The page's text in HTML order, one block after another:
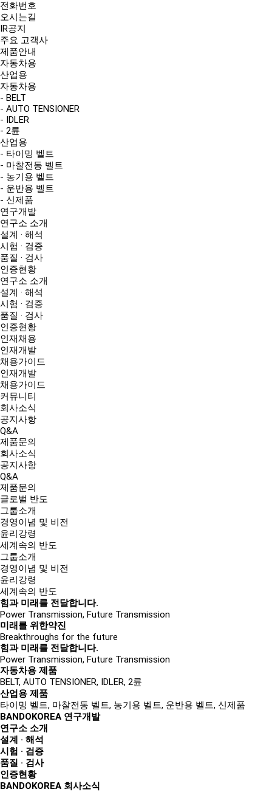
전화번호
오시는길
IR공지
주요 고객사
제품안내
자동차용
산업용
자동차용
- BELT
- AUTO TENSIONER
- IDLER
- 2륜
산업용
- 타이밍 벨트
- 마찰전동 벨트
- 농기용 벨트
- 운반용 벨트
- 신제품
연구개발
연구소 소개
설계 · 해석
시험 · 검증
품질 · 검사
인증현황
연구소 소개
설계 · 해석
시험 · 검증
품질 · 검사
인증현황
인재채용
인재개발
채용가이드
인재개발
채용가이드
커뮤니티
회사소식
공지사항
Q&A
제품문의
회사소식
공지사항
Q&A
제품문의
글로벌 반도
그룹소개
경영이념 및 비전
윤리강령
세계속의 반도
그룹소개
경영이념 및 비전
윤리강령
세계속의 반도
힘과 미래를 전달합니다.
Power Transmission, Future Transmission
미래를 위한약진
Breakthroughs for the future
힘과 미래를 전달합니다.
Power Transmission, Future Transmission
자동차용 제품
BELT, AUTO TENSIONER, IDLER, 2륜
산업용 제품
타이밍 벨트, 마찰전동 벨트, 농기용 벨트, 운반용 벨트, 신제품
BANDOKOREA 연구개발
연구소 소개
설계 · 해석
시험 · 검증
품질 · 검사
인증현황
BANDOKOREA 회사소식